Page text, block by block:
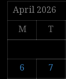
April 2026
M
T
6
7